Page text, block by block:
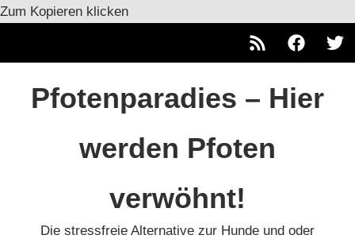
Zum Kopieren klicken
RSS Facebook
Pfotenparadies – Hier
werden Pfoten
verwöhnt!
Die stressfreie Alternative zur Hunde und oder